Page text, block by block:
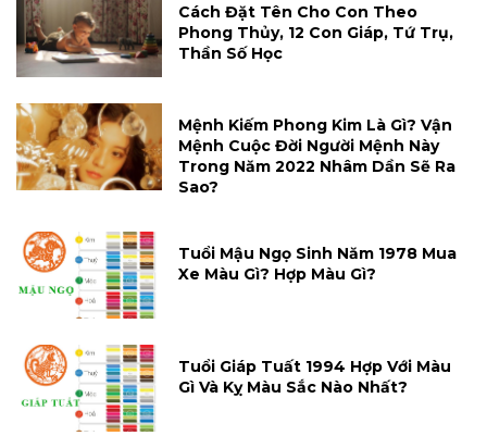
Cách Đặt Tên Cho Con Theo
Phong Thủy, 12 Con Giáp, Tứ Trụ,
Thần Số Học
Mệnh Kiếm Phong Kim Là Gì? Vận
Mệnh Cuộc Đời Người Mệnh Này
Trong Năm 2022 Nhâm Dần Sẽ Ra
Sao?
Tuổi Mậu Ngọ Sinh Năm 1978 Mua
Xe Màu Gì? Hợp Màu Gì?
Tuổi Giáp Tuất 1994 Hợp Với Màu
Gì Và Kỵ Màu Sắc Nào Nhất?